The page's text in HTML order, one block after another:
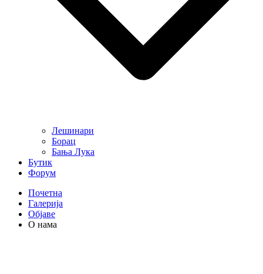
Лешинари
Борац
Бања Лука
Бутик
Форум
Почетна
Галерија
Објаве
О нама